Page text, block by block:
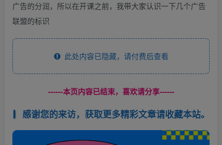
广告的分润，所以在开课之前，我带大家认识一下几个广告
联盟的标识
此处内容已隐藏，请付费后查看
------本页内容已结束，喜欢请分享------
感谢您的来访，获取更多精彩文章请收藏本站。